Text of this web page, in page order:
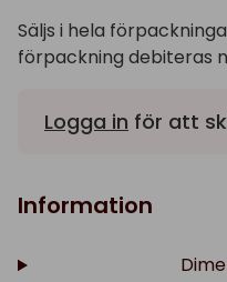
Säljs i hela
förpackning debiteras
Logga in för att
Information